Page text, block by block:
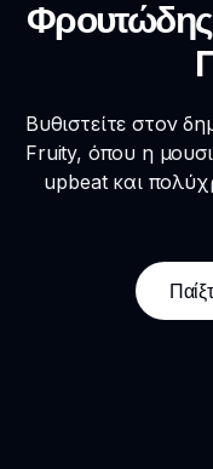
Φρουτώδης
Βυθιστείτε στον
Fruity, όπου η
upbeat και